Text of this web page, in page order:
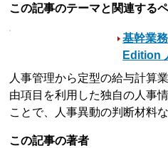
この記事のテーマと関連する
基幹業
Edition
人事管理から定型の給与計算
由項目を利用した独自の人事
ことで、人事異動の判断材料
この記事の著者